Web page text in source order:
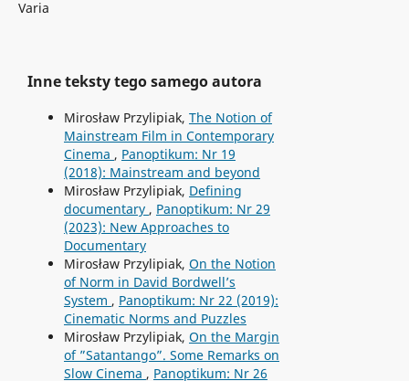
Varia
Inne teksty tego samego autora
Mirosław Przylipiak, The Notion of
Mainstream Film in Contemporary
Cinema , Panoptikum: Nr 19
(2018): Mainstream and beyond
Mirosław Przylipiak, Defining
documentary , Panoptikum: Nr 29
(2023): New Approaches to
Documentary
Mirosław Przylipiak, On the Notion
of Norm in David Bordwell’s
System , Panoptikum: Nr 22 (2019):
Cinematic Norms and Puzzles
Mirosław Przylipiak, On the Margin
of ”Satantango”. Some Remarks on
Slow Cinema , Panoptikum: Nr 26